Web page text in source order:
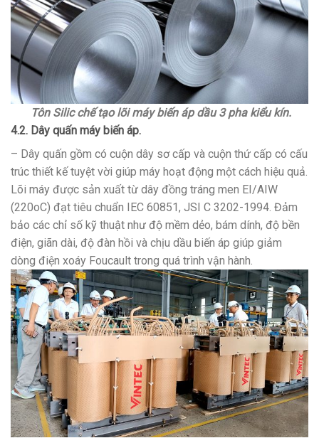
Tôn Silic chế tạo lõi máy biến áp dầu 3 pha kiểu kín.
4.2. Dây quấn máy biến áp.
– Dây quấn gồm có cuộn dây sơ cấp và cuộn thứ cấp có cấu
trúc thiết kế tuyệt vời giúp máy hoạt động một cách hiệu quả.
Lõi máy được sản xuất từ dây đồng tráng men EI/AIW
(220oC) đạt tiêu chuẩn IEC 60851, JSI C 3202-1994. Đảm
bảo các chỉ số kỹ thuật như độ mềm dẻo, bám dính, độ bền
điện, giãn dài, độ đàn hồi và chịu dầu biến áp giúp giảm
dòng điện xoáy Foucault trong quá trình vận hành.